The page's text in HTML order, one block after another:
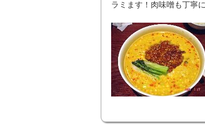
ラミます！肉味噌も丁寧